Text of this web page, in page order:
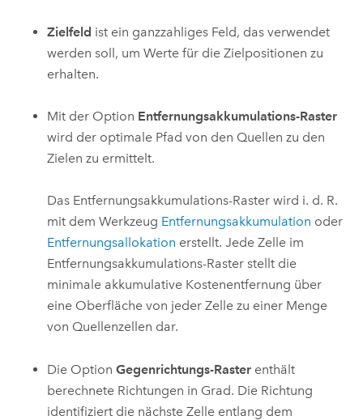
Zielfeld ist ein ganzzahliges Feld, das verwendet
werden soll, um Werte für die Zielpositionen zu
erhalten.
Mit der Option Entfernungsakkumulations-Raster
wird der optimale Pfad von den Quellen zu den
Zielen zu ermittelt.
Das Entfernungsakkumulations-Raster wird i. d. R.
mit dem Werkzeug Entfernungsakkumulation oder
Entfernungsallokation erstellt. Jede Zelle im
Entfernungsakkumulations-Raster stellt die
minimale akkumulative Kostenentfernung über
eine Oberfläche von jeder Zelle zu einer Menge
von Quellenzellen dar.
Die OptionGegenrichtungs-Raster enthält
berechnete Richtungen in Grad. Die Richtung
identifiziert die nächste Zelle entlang dem